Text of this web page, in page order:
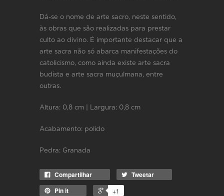
Dá-se o nome de arte sacro, neste sentido,
às obras que são realizadas para prestar
culto ao divino. É importante destacar que a
arte sacra não só abarca manifestações do
catolicismo, como ainda existe arte sacra
budista e arte sacra muçulmana, entre
outras.
Altura: 0,8 cm | Largura: 0,8 cm
Acabamento: polido
Pedra: Granada
Compartilhar
Tweetar
Pin it
+1